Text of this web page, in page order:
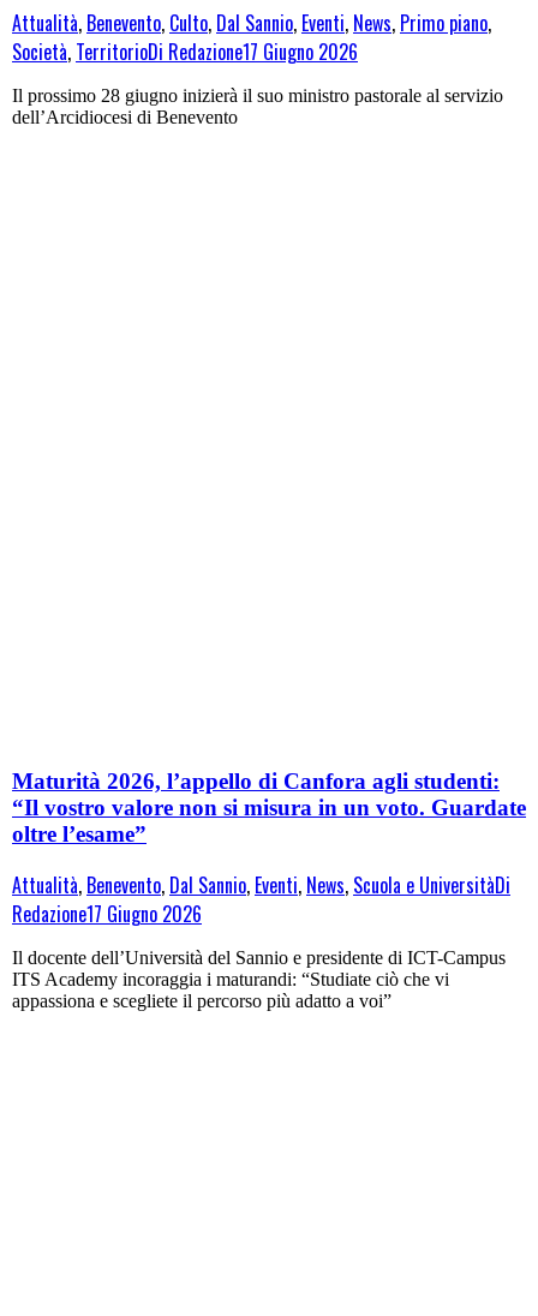
Attualità, Benevento, Culto, Dal Sannio, Eventi, News, Primo piano,
Società, TerritorioDi Redazione17 Giugno 2026
Il prossimo 28 giugno inizierà il suo ministro pastorale al servizio
dell’Arcidiocesi di Benevento
Maturità 2026, l’appello di Canfora agli studenti:
“Il vostro valore non si misura in un voto. Guardate
oltre l’esame”
Attualità, Benevento, Dal Sannio, Eventi, News, Scuola e UniversitàDi
Redazione17 Giugno 2026
Il docente dell’Università del Sannio e presidente di ICT-Campus
ITS Academy incoraggia i maturandi: “Studiate ciò che vi
appassiona e scegliete il percorso più adatto a voi”